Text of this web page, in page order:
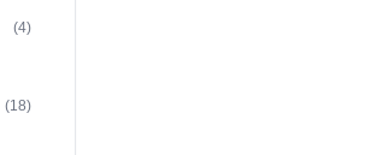
(4)
(18)